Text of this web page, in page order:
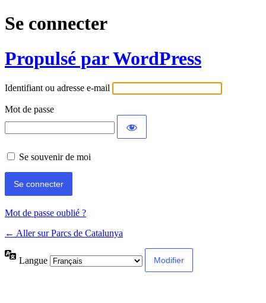
Se connecter
Propulsé par WordPress
Identifiant ou adresse e-mail
Mot de passe
Se souvenir de moi
Mot de passe oublié ?
← Aller sur Parcs de Catalunya
Langue